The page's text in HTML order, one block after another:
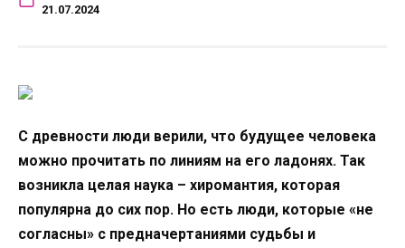
21.07.2024
С древности люди верили, что будущее человека
можно прочитать по линиям на его ладонях. Так
возникла целая наука – хиромантия, которая
популярна до сих пор. Но есть люди, которые «не
согласны» с предначертаниями судьбы и